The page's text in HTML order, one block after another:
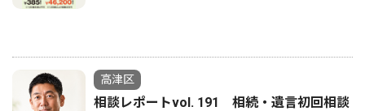
高津区
相談レポートvol. 191 相続・遺言初回相談